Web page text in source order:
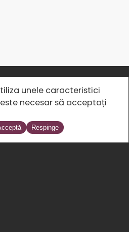
MEDIA
unele caracteristici
necesar să acceptați
Respinge